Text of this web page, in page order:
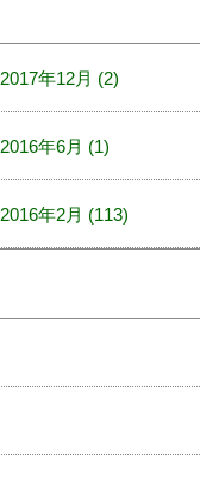
2017年12月 (2)
2016年6月 (1)
2016年2月 (113)